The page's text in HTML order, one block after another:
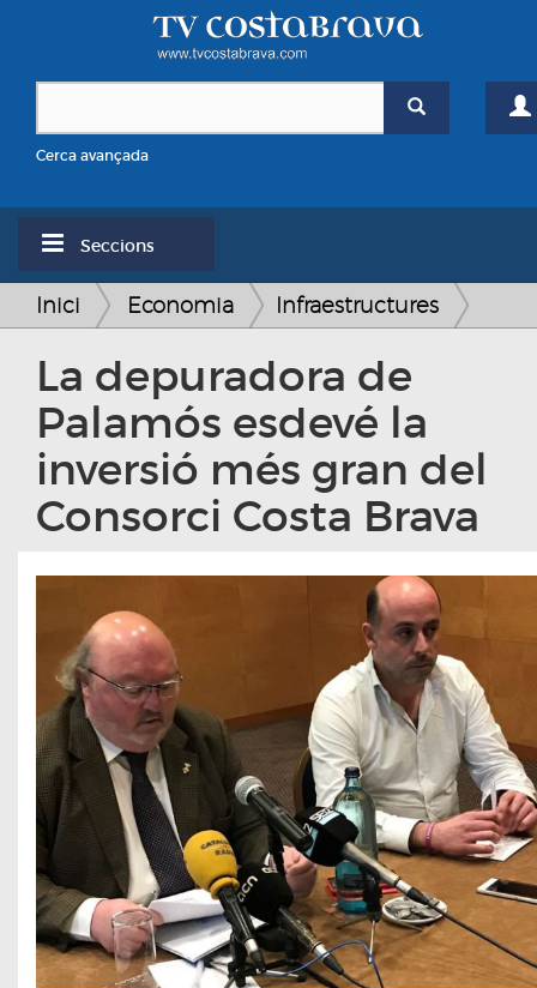
Cerca avançada
Seccions
Inici Economia Infraestructures
La depuradora de
Palamós esdevé la
inversió més gran del
Consorci Costa Brava